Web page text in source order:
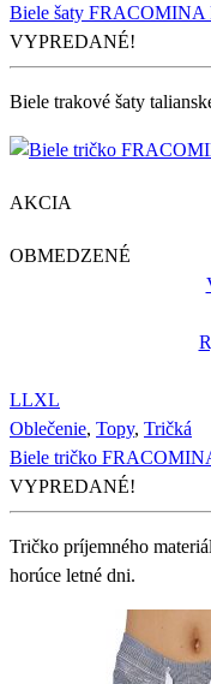
Biele šaty FRACOMINA
VYPREDANÉ!
Biele trakové šaty
AKCIA
OBMEDZENÉ
LLXL
Oblečenie, Topy, Tričká
Biele tričko
VYPREDANÉ!
Tričko príjemného
horúce letné dni.